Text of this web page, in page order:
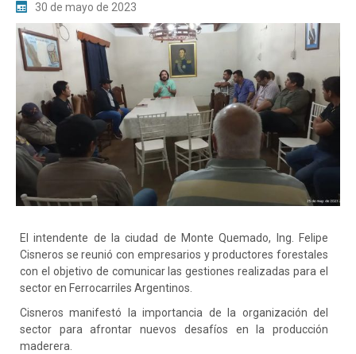
30 de mayo de 2023
El intendente de la ciudad de Monte Quemado, Ing. Felipe
Cisneros se reunió con empresarios y productores forestales
con el objetivo de comunicar las gestiones realizadas para el
sector en Ferrocarriles Argentinos.
Cisneros manifestó la importancia de la organización del
sector para afrontar nuevos desafíos en la producción
maderera.